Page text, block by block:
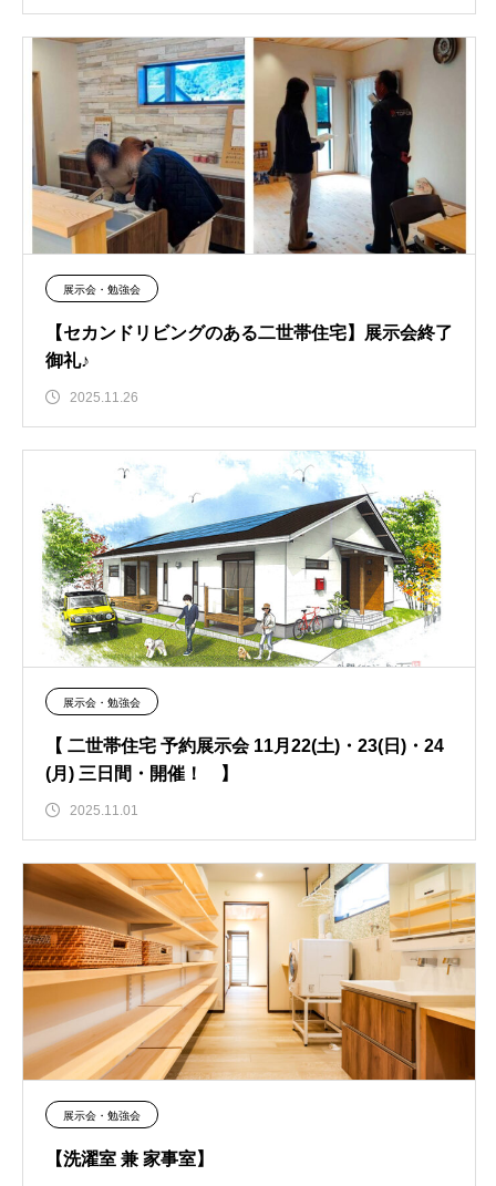
展示会・勉強会
【セカンドリビングのある二世帯住宅】展示会終了
御礼♪
2025.11.26
展示会・勉強会
【 二世帯住宅 予約展示会 11月22(土)・23(日)・24
(月) 三日間・開催！ 】
2025.11.01
展示会・勉強会
【洗濯室 兼 家事室】